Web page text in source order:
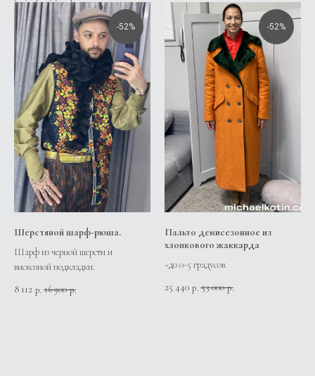
-52%
Шерстяной шарф-рюша.
Шарф из черной шерсти и
вискозной подкладки.
8 112 р. 16 900 р.
-52%
Пальто демисезонное из
хлопкового жаккарда
~до 0-5 градусов.
25 440 р. 53 000 р.